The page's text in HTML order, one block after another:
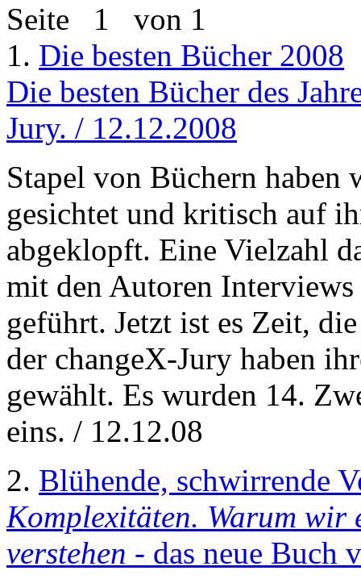
Seite 1 von 1
1. Die besten Bücher 2008
Die besten Bücher des
Jury. / 12.12.2008
Stapel von Büchern haben
gesichtet und kritisch auf
abgeklopft. Eine Vielzahl
mit den Autoren
geführt. Jetzt ist es Zeit,
der changeX-Jury haben
gewählt. Es wurden 14.
eins. / 12.12.08
2. Blühende, schwirrende
Komplexitäten. Warum wir
verstehen - das neue Buch